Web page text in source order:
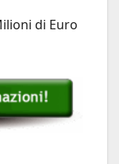
di Euro